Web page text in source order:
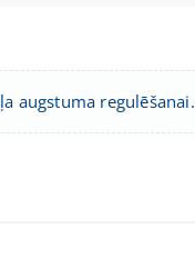
augstuma regulēšanai.